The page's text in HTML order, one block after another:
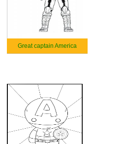
Great captain America